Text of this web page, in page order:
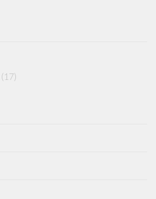
(17)